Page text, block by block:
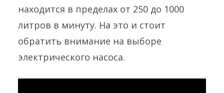
находится в пределах от 250 до 1000
литров в минуту. На это и стоит
обратить внимание на выборе
электрического насоса.